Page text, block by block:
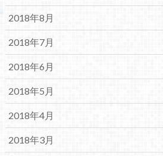
2018年8月
2018年7月
2018年6月
2018年5月
2018年4月
2018年3月